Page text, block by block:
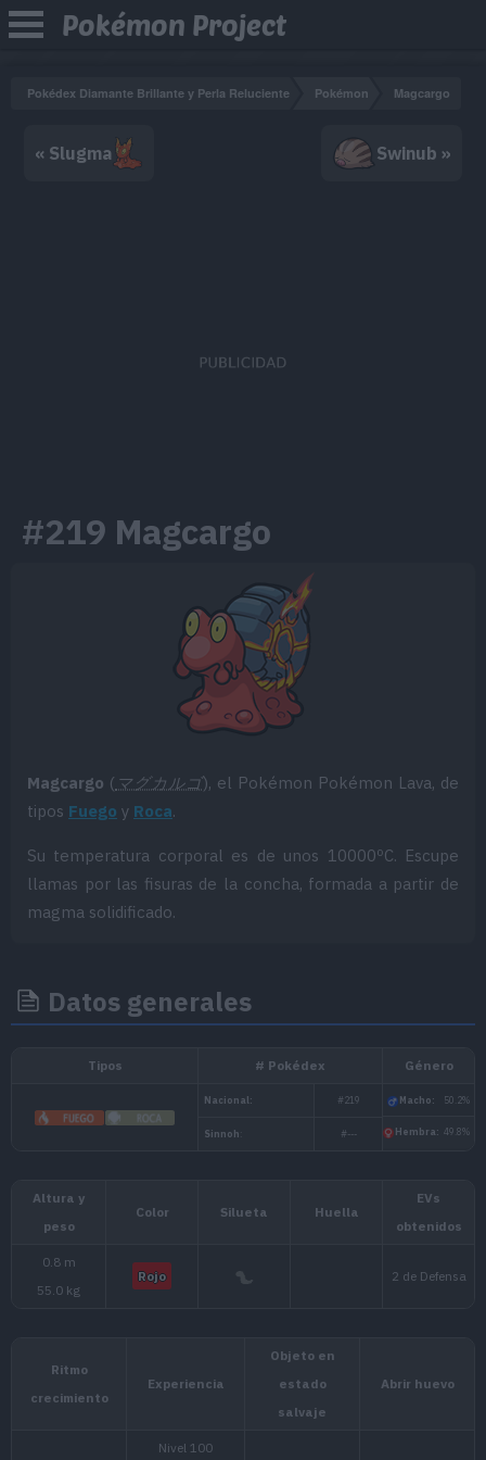
Pokémon Project
Pokédex Diamante Brillante y Perla Reluciente Pokémon Magcargo
« Slugma Swinub »
#219 Magcargo
Magcargo ( マグカルゴ), el Pokémon Pokémon Lava, de
tipos Fuego y Roca.
Su temperatura corporal es de unos 10000ºC. Escupe
llamas por las fisuras de la concha, formada a partir de
magma solidificado.
Datos generales